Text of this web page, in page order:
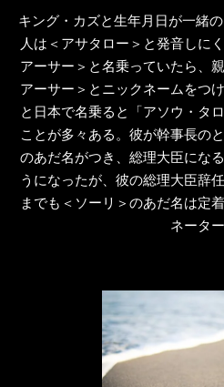
キング・カズと生年月日が一緒
人は＜アサタロー＞と発音しに
アーサー＞と名乗っていたら、
アーサー＞とニックネームをつ
と日本で名乗ると「アソウ・タ
ことが多々ある。彼が幹事長の
のあだ名がつき、総理大臣にな
うになったが、彼の総理大臣辞
までも＜ソーリ＞のあだ名は定
ネーター